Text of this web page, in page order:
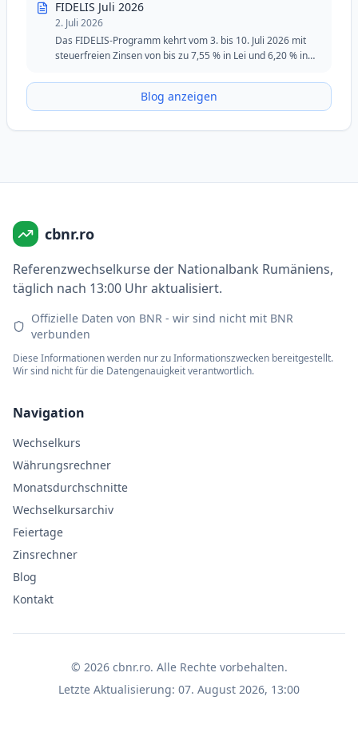
FIDELIS Juli 2026
2. Juli 2026
Das FIDELIS-Programm kehrt vom 3. bis 10. Juli 2026 mit
steuerfreien Zinsen von bis zu 7,55 % in Lei und 6,20 % in
für Blutspender in Lei bei und bleibt eine attraktive Option
für Investoren, die Sicherheit, Flexibilität und feste Renditen
Blog anzeigen
cbnr.ro
Referenzwechselkurse der Nationalbank Rumäniens,
täglich nach 13:00 Uhr aktualisiert.
Offizielle Daten von BNR - wir sind nicht mit BNR
verbunden
Diese Informationen werden nur zu Informationszwecken bereitgestellt.
Wir sind nicht für die Datengenauigkeit verantwortlich.
Navigation
Wechselkurs
Währungsrechner
Monatsdurchschnitte
Wechselkursarchiv
Feiertage
Zinsrechner
Blog
Kontakt
© 2026 cbnr.ro. Alle Rechte vorbehalten.
Letzte Aktualisierung: 07. August 2026, 13:00